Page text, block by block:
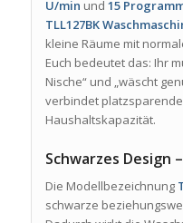
U/min und 15
TLL127BK
kleine Räume mit
Euch bedeutet das: Ihr
Nische“ und „wäscht
verbindet
Haushaltskapazität.
Schwarzes Design
Die Modellbezeichnung
schwarze